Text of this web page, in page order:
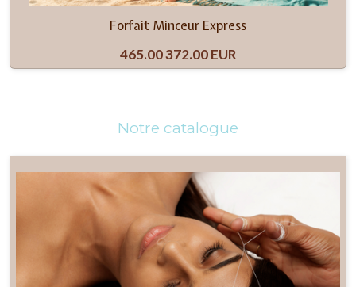
Forfait Minceur Express
465.00372.00 EUR
Notre catalogue